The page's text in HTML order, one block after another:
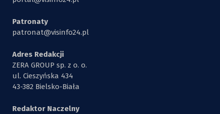
Patronaty
patronat@visinfo24.pl
Adres Redakcji
ZERA GROUP sp. z o. o.
ul. Cieszyńska 434
43-382 Bielsko-Biała
Redaktor Naczelny